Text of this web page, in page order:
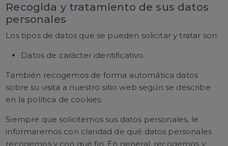
Recogida y tratamiento de sus datos
personales
Los tipos de datos que se pueden solicitar y tratar son:
Datos de carácter identificativo.
También recogemos de forma automática datos
sobre su visita a nuestro sitio web según se describe
en la política de cookies.
Siempre que solicitemos sus datos personales, le
informaremos con claridad de qué datos personales
recogemos y con qué fin. En general, recogemos y